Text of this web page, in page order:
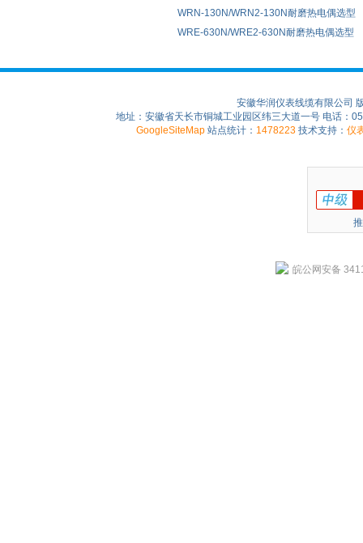
WRN-130N/WRN2-130N耐磨热电偶选型
WRE-630N/WRE2-630N耐磨热电偶选型
安徽华润仪表线缆有限公司
地址：安徽省天长市铜城工业园区纬三大道一号 电话：
GoogleSiteMap 站点统计： 1478223 技术支持： 仪
皖公网安备